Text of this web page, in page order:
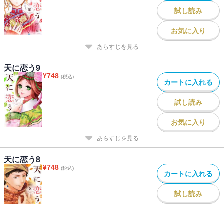
試し読み
お気に入り
あらすじを見る
天に恋う9
¥748 (税込)
カートに入れる
試し読み
お気に入り
あらすじを見る
天に恋う8
¥748 (税込)
カートに入れる
試し読み